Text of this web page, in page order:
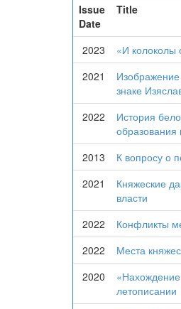
Issue
Date
Title
2023 «И колоколы
2021
Изображение
знаке
2022
История
образования
2013 К вопросу о
2021
Княжеские
власти
2022 Конфликты
2022
Места
2020
«Нахождение
летописании